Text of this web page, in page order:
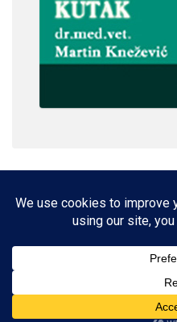
IMPRESSUM